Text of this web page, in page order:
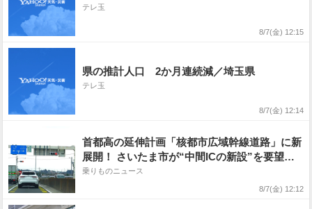
テレ玉
8/7(金) 12:15
県の推計人口 2か月連続減／埼玉県
テレ玉
8/7(金) 12:14
首都高の延伸計画「核都市広域幹線道路」に新
展開！ さいたま市が“中間ICの新設”を要望へ
そこは田んぼのド真ん中!?
乗りものニュース
8/7(金) 12:12